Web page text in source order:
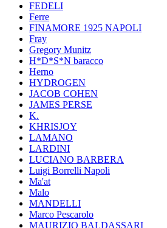
FEDELI
Ferre
FINAMORE 1925 NAPOLI
Fray
Gregory Munitz
H*D*S*N baracco
Herno
HYDROGEN
JACOB COHEN
JAMES PERSE
K.
KHRISJOY
LAMANO
LARDINI
LUCIANO BARBERA
Luigi Borrelli Napoli
Ma'at
Malo
MANDELLI
Marco Pescarolo
MAURIZIO BALDASSARI